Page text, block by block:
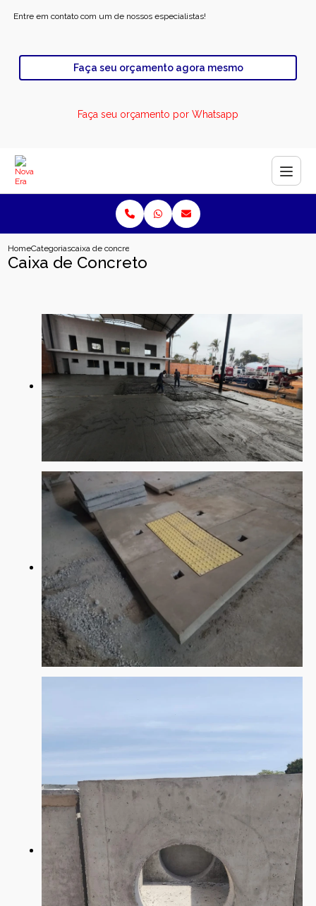
Entre em contato com um de nossos especialistas!
Faça seu orçamento agora mesmo
Faça seu orçamento por Whatsapp
HomeCategoriascaixa de concreto
Caixa de Concreto